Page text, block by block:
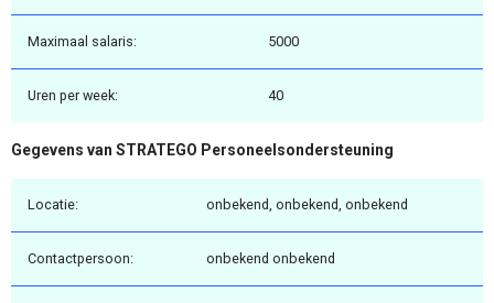
Maximaal salaris: 5000
Uren per week: 40
Gegevens van STRATEGO Personeelsondersteuning
Locatie: onbekend, onbekend, onbekend
Contactpersoon: onbekend onbekend